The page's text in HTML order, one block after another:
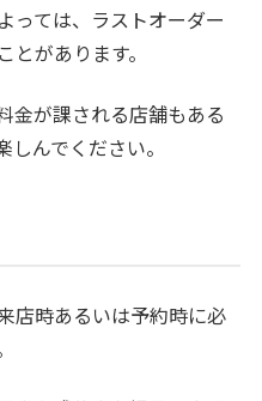
っては、ラストオーダー
があります。
金が課される店舗もある
んでください。
店時あるいは予約時に必